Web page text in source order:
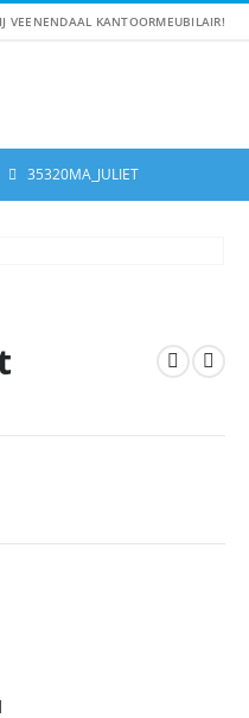
VEENENDAAL KANTOORMEUBILAIR!
35320MA_JULIET